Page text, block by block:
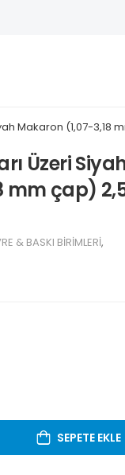
Makaron (1,07-3,18
Üzeri
mm çap)
& BASKI BİRİMLERİ,
SEPETE EKLE